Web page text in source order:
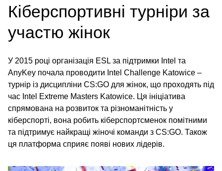
Кіберспортивні турніри за
участю жінок
У 2015 році організація ESL за підтримки Intel та
AnyKey почала проводити Intel Challenge Katowice –
турнір із дисципліни CS:GO для жінок, що проходять під
час Intel Extreme Masters Katowice. Ця ініціатива
спрямована на розвиток та різноманітність у
кіберспорті, вона робить кіберспортсменок помітними
та підтримує найкращі жіночі команди з CS:GO. Також
ця платформа сприяє появі нових лідерів.